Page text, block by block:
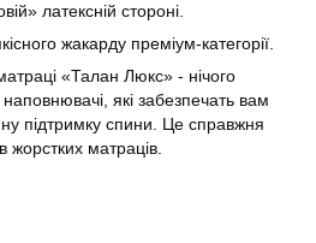
латексній стороні.
жакарду преміум-категорії.
«Талан Люкс» - нічого
які забезпечать вам
підтримку спини. Це справжня
жорстких матраців.